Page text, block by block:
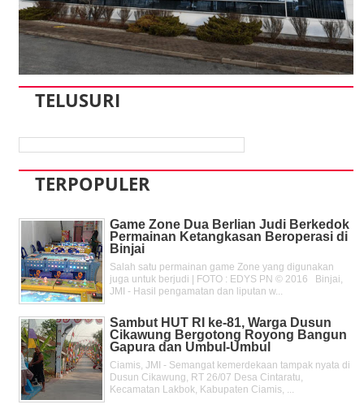
TELUSURI
TERPOPULER
Game Zone Dua Berlian Judi Berkedok
Permainan Ketangkasan Beroperasi di
Binjai
Salah satu permainan game Zone yang digunakan
juga untuk berjudi | FOTO : EDYS PN © 2016 Binjai,
JMI - Hasil pengamatan dan liputan w...
Sambut HUT RI ke-81, Warga Dusun
Cikawung Bergotong Royong Bangun
Gapura dan Umbul-Umbul
Ciamis, JMI - Semangat kemerdekaan tampak nyata di
Dusun Cikawung, RT 26/07 Desa Cintaratu,
Kecamatan Lakbok, Kabupaten Ciamis, ...